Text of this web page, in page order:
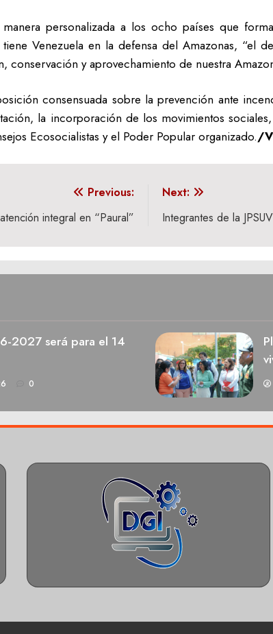
personalizada a los ocho países que
Venezuela en la defensa del Amazonas, “el
y aprovechamiento de nuestra
consensuada sobre la prevención ante
la incorporación de los movimientos
Ecosocialistas y el Poder Popular organizado./
Previous:
integral en “Paural”
Next:
Integrantes de la
2027 será para el 14
0